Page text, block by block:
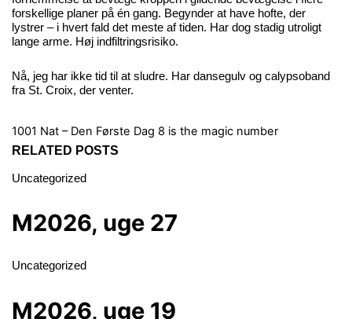
forskellige planer på én gang. Begynder at have hofte, der
lystrer – i hvert fald det meste af tiden. Har dog stadig utroligt
lange arme. Høj indfiltringsrisiko.
Nå, jeg har ikke tid til at sludre. Har dansegulv og calypsoband
fra St. Croix, der venter.
1001 Nat – Den Første Dag 8 is the magic number
RELATED POSTS
Uncategorized
M2026, uge 27
Uncategorized
M2026, uge 19